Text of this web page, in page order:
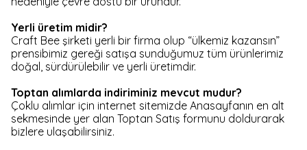
Yerli üretim midir?
Craft Bee şirketi yerli bir firma olup “ülkemiz kazansın”
prensibimiz gereği satışa sunduğumuz tüm ürünlerimiz
doğal, sürdürülebilir ve yerli üretimdir.
Toptan alımlarda indiriminiz mevcut mudur?
Çoklu alımlar için internet sitemizde Anasayfanın en alt
sekmesinde yer alan Toptan Satış formunu doldurarak
bizlere ulaşabilirsiniz.